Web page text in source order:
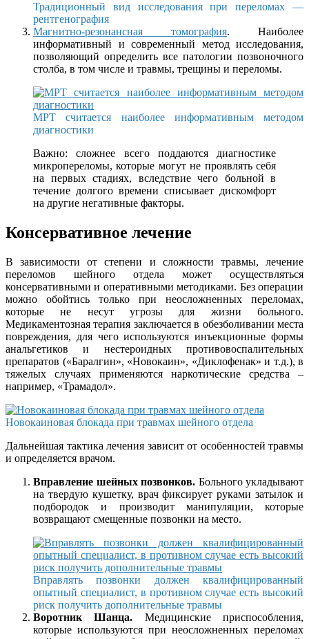
Традиционный вид исследования при переломах —
рентгенография
Магнитно-резонансная томография. Наиболее
информативный и современный метод исследования,
позволяющий определить все патологии позвоночного
столба, в том числе и травмы, трещины и переломы.
МРТ считается наиболее информативным методом
диагностики
Важно: сложнее всего поддаются диагностике
микропереломы, которые могут не проявлять себя
на первых стадиях, вследствие чего больной в
течение долгого времени списывает дискомфорт
на другие негативные факторы.
Консервативное лечение
В зависимости от степени и сложности травмы, лечение
переломов шейного отдела может осуществляться
консервативными и оперативными методиками. Без операции
можно обойтись только при неосложненных переломах,
которые не несут угрозы для жизни больного.
Медикаментозная терапия заключается в обезболивании места
повреждения, для чего используются инъекционные формы
анальгетиков и нестероидных противовоспалительных
препаратов («Баралгин», «Новокаин», «Диклофенак» и т.д.), в
тяжелых случаях применяются наркотические средства –
например, «Трамадол».
Новокаиновая блокада при травмах шейного отдела
Дальнейшая тактика лечения зависит от особенностей травмы
и определяется врачом.
Вправление шейных позвонков. Больного укладывают
на твердую кушетку, врач фиксирует руками затылок и
подбородок и производит манипуляции, которые
возвращают смещенные позвонки на место.
Вправлять позвонки должен квалифицированный
опытный специалист, в противном случае есть высокий
риск получить дополнительные травмы
Воротник Шанца. Медицинские приспособления,
которые используются при неосложненных переломах